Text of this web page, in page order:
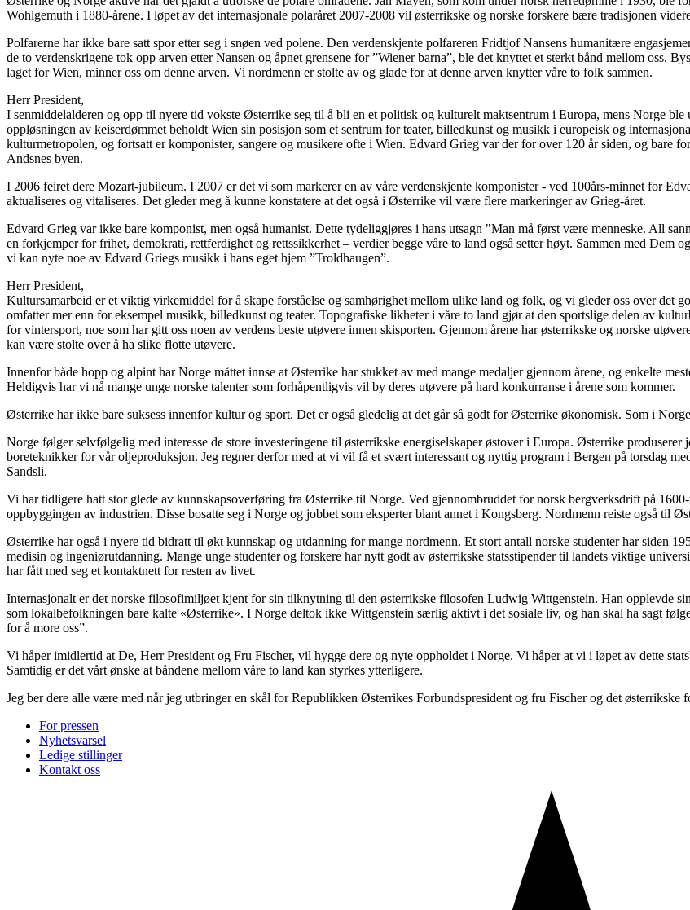
Wohlgemuth i 1880-årene. I løpet av det internasjonale polaråret 2007-2008 vil østerrikske og norske forskere bære tradisjonen
Polfarerne har ikke bare satt spor etter seg i snøen ved polene. Den verdenskjente polfareren Fridtjof Nansens humanitære
de to verdenskrigene tok opp arven etter Nansen og åpnet grensene for ”Wiener barna”, ble det knyttet et sterkt bånd mellom oss.
laget for Wien, minner oss om denne arven. Vi nordmenn er stolte av og glade for at denne arven knytter våre to folk sammen.
Herr President,
I senmiddelalderen og opp til nyere tid vokste Østerrike seg til å bli en et politisk og kulturelt maktsentrum i Europa, mens Norge
oppløsningen av keiserdømmet beholdt Wien sin posisjon som et sentrum for teater, billedkunst og musikk i europeisk og
kulturmetropolen, og fortsatt er komponister, sangere og musikere ofte i Wien. Edvard Grieg var der for over 120 år siden, og bare
Andsnes byen.
I 2006 feiret dere Mozart-jubileum. I 2007 er det vi som markerer en av våre verdenskjente komponister - ved 100års-minnet for
aktualiseres og vitaliseres. Det gleder meg å kunne konstatere at det også i Østerrike vil være flere markeringer av Grieg-året.
Edvard Grieg var ikke bare komponist, men også humanist. Dette tydeliggjøres i hans utsagn "Man må først være menneske. All
en forkjemper for frihet, demokrati, rettferdighet og rettssikkerhet – verdier begge våre to land også setter høyt. Sammen med Dem
vi kan nyte noe av Edvard Griegs musikk i hans eget hjem ”Troldhaugen”.
Herr President,
Kultursamarbeid er et viktig virkemiddel for å skape forståelse og samhørighet mellom ulike land og folk, og vi gleder oss over det
omfatter mer enn for eksempel musikk, billedkunst og teater. Topografiske likheter i våre to land gjør at den sportslige delen av
for vintersport, noe som har gitt oss noen av verdens beste utøvere innen skisporten. Gjennom årene har østerrikske og norske
kan være stolte over å ha slike flotte utøvere.
Innenfor både hopp og alpint har Norge måttet innse at Østerrike har stukket av med mange medaljer gjennom årene, og enkelte
Heldigvis har vi nå mange unge norske talenter som forhåpentligvis vil by deres utøvere på hard konkurranse i årene som kommer.
Østerrike har ikke bare suksess innenfor kultur og sport. Det er også gledelig at det går så godt for Østerrike økonomisk. Som i
Norge følger selvfølgelig med interesse de store investeringene til østerrikske energiselskaper østover i Europa. Østerrike
boreteknikker for vår oljeproduksjon. Jeg regner derfor med at vi vil få et svært interessant og nyttig program i Bergen på torsdag
Sandsli.
Vi har tidligere hatt stor glede av kunnskapsoverføring fra Østerrike til Norge. Ved gjennombruddet for norsk bergverksdrift på
oppbyggingen av industrien. Disse bosatte seg i Norge og jobbet som eksperter blant annet i Kongsberg. Nordmenn reiste også til
Østerrike har også i nyere tid bidratt til økt kunnskap og utdanning for mange nordmenn. Et stort antall norske studenter har siden
medisin og ingeniørutdanning. Mange unge studenter og forskere har nytt godt av østerrikske statsstipender til landets viktige
har fått med seg et kontaktnett for resten av livet.
Internasjonalt er det norske filosofimiljøet kjent for sin tilknytning til den østerrikske filosofen Ludwig Wittgenstein. Han opplevde
som lokalbefolkningen bare kalte «Østerrike». I Norge deltok ikke Wittgenstein særlig aktivt i det sosiale liv, og han skal ha sagt
for å more oss”.
Vi håper imidlertid at De, Herr President og Fru Fischer, vil hygge dere og nyte oppholdet i Norge. Vi håper at vi i løpet av dette
Samtidig er det vårt ønske at båndene mellom våre to land kan styrkes ytterligere.
Jeg ber dere alle være med når jeg utbringer en skål for Republikken Østerrikes Forbundspresident og fru Fischer og det østerrikske
For pressen
Nyhetsvarsel
Ledige stillinger
Kontakt oss